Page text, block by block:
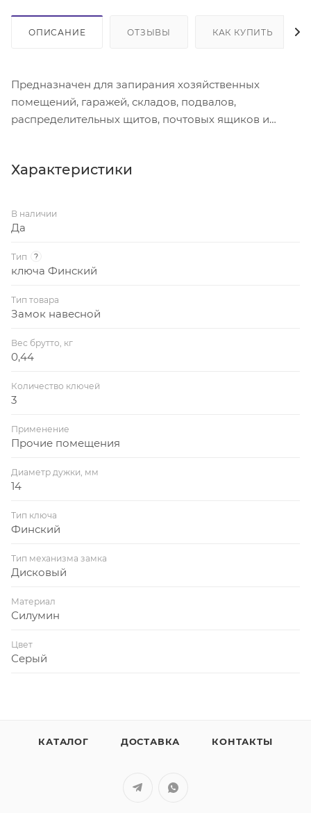
ОПИСАНИЕ ОТЗЫВЫ КАК КУПИТЬ
Предназначен для запирания хозяйственных
помещений, гаражей, складов, подвалов,
распределительных щитов, почтовых ящиков и
Характеристики
В наличии
Да
Тип ?
ключа Финский
Тип товара
Замок навесной
Вес брутто, кг
0,44
Количество ключей
3
Применение
Прочие помещения
Диаметр дужки, мм
14
Тип ключа
Финский
Тип механизма замка
Дисковый
Материал
Силумин
Цвет
Серый
КАТАЛОГ ДОСТАВКА КОНТАКТЫ